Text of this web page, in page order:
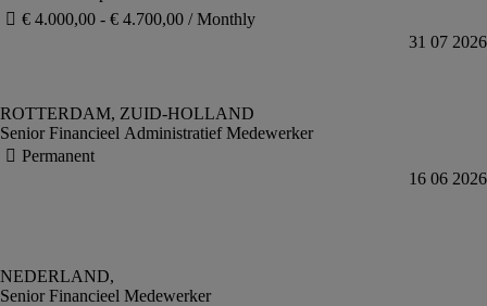
Senior Financieel Administratief Medewerker
Senior Financieel Medewerker